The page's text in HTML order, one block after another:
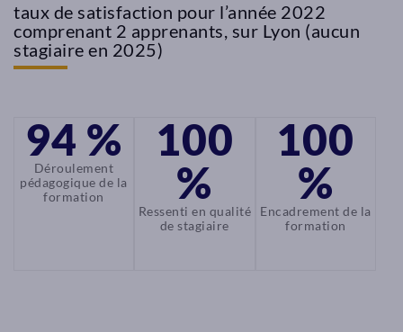
taux de satisfaction pour l’année 2022
comprenant 2 apprenants, sur Lyon (aucun
stagiaire en 2025)
94 %
Déroulement
pédagogique de la
formation
100
%
Ressenti en qualité
de stagiaire
100
%
Encadrement de la
formation